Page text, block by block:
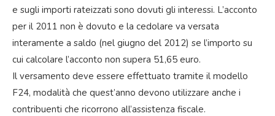
e sugli importi rateizzati sono dovuti gli interessi. L’acconto
per il 2011 non è dovuto e la cedolare va versata
interamente a saldo (nel giugno del 2012) se l’importo su
cui calcolare l’acconto non supera 51,65 euro.
Il versamento deve essere effettuato tramite il modello
F24, modalità che quest’anno devono utilizzare anche i
contribuenti che ricorrono all’assistenza fiscale.